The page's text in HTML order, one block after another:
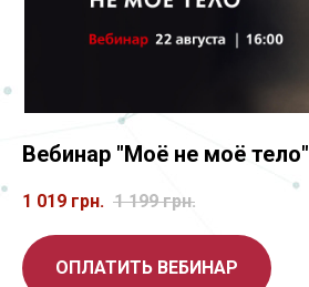
Вебинар "Моё не моё тело"
1 019 грн. 1 199 грн.
ОПЛАТИТЬ ВЕБИНАР